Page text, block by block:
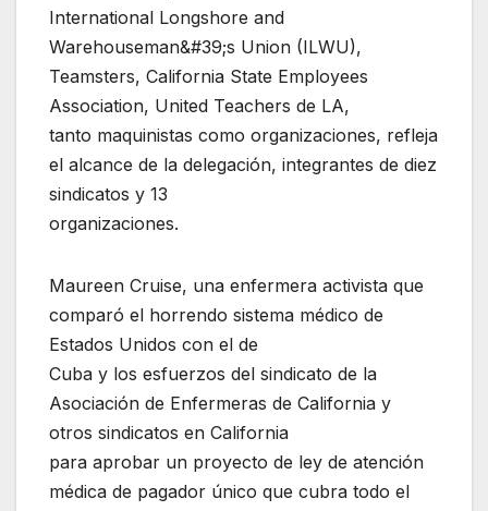
International Longshore and
Warehouseman&#39;s Union (ILWU),
Teamsters, California State Employees
Association, United Teachers de LA,
tanto maquinistas como organizaciones, refleja
el alcance de la delegación, integrantes de diez
sindicatos y 13
organizaciones.
Maureen Cruise, una enfermera activista que
comparó el horrendo sistema médico de
Estados Unidos con el de
Cuba y los esfuerzos del sindicato de la
Asociación de Enfermeras de California y
otros sindicatos en California
para aprobar un proyecto de ley de atención
médica de pagador único que cubra todo el